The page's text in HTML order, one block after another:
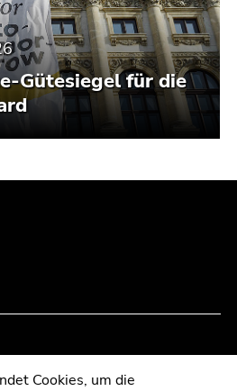
Gütesiegel für die
Cookies, um die